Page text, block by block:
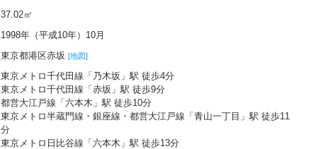
37.02㎡
1998年（平成10年）10月
東京都港区赤坂 [地図]
東京メトロ千代田線「乃木坂」駅 徒歩4分
東京メトロ千代田線「赤坂」駅 徒歩9分
都営大江戸線「六本木」駅 徒歩10分
東京メトロ半蔵門線・銀座線・都営大江戸線「青山一丁目」駅 徒歩11
分
東京メトロ日比谷線「六本木」駅 徒歩13分